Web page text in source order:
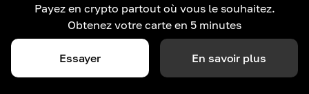
Payez en crypto partout où vous le souhaitez.
Obtenez votre carte en 5 minutes
Essayer En savoir plus